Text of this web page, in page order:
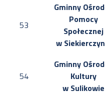
53
Gminny
Pomocy
Społecznej
w
54
Gminny
Kultury
w Sulikowie